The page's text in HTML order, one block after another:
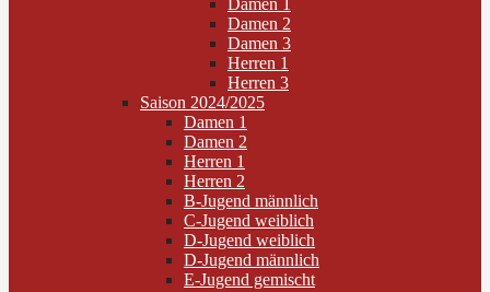
Damen 1
Damen 2
Damen 3
Herren 1
Herren 3
Saison 2024/2025
Damen 1
Damen 2
Herren 1
Herren 2
B-Jugend männlich
C-Jugend weiblich
D-Jugend weiblich
D-Jugend männlich
E-Jugend gemischt